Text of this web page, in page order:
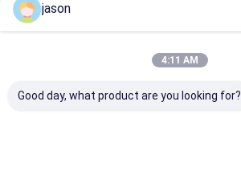
Produits Recommandés
jason
4:11 AM
Good day, what product are you looking for?